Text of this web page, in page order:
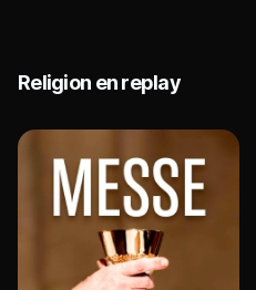
Religion en replay